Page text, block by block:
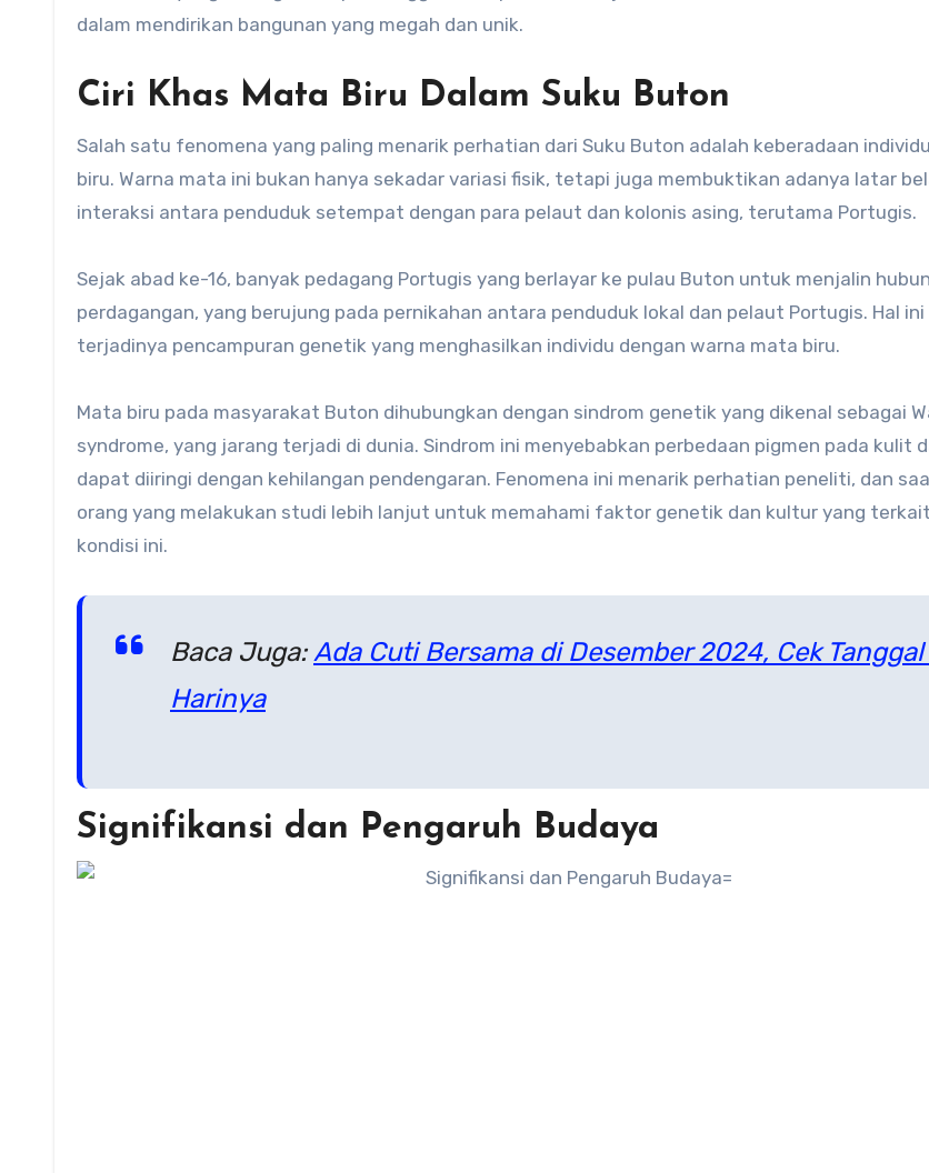
dalam mendirikan bangunan yang megah dan unik.
Ciri Khas Mata Biru Dalam Suku Buton
Salah satu fenomena yang paling menarik perhatian dari Suku Buton adalah keberadaan
biru. Warna mata ini bukan hanya sekadar variasi fisik, tetapi juga membuktikan adanya latar
interaksi antara penduduk setempat dengan para pelaut dan kolonis asing, terutama Portugis.
Sejak abad ke-16, banyak pedagang Portugis yang berlayar ke pulau Buton untuk menjalin
perdagangan, yang berujung pada pernikahan antara penduduk lokal dan pelaut Portugis. Hal
terjadinya pencampuran genetik yang menghasilkan individu dengan warna mata biru.
Mata biru pada masyarakat Buton dihubungkan dengan sindrom genetik yang dikenal sebagai
syndrome, yang jarang terjadi di dunia. Sindrom ini menyebabkan perbedaan pigmen pada kulit
dapat diiringi dengan kehilangan pendengaran. Fenomena ini menarik perhatian peneliti, dan
orang yang melakukan studi lebih lanjut untuk memahami faktor genetik dan kultur yang
kondisi ini.
Baca Juga:Ada Cuti Bersama di Desember 2024, Cek
Harinya
Signifikansi dan Pengaruh Budaya